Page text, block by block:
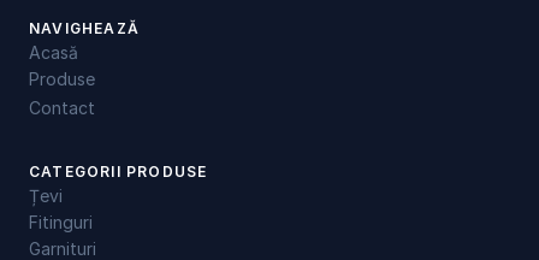
NAVIGHEAZĂ
Acasă
Produse
Contact
CATEGORII PRODUSE
Țevi
Fitinguri
Garnituri